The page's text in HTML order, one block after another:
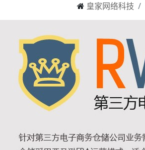
皇家网络科技